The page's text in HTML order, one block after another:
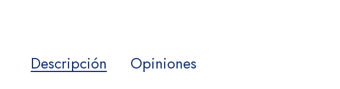
Descripción Opiniones